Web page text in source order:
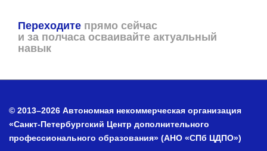
Переходите прямо сейчас
и за полчаса осваивайте актуальный
навык
© 2013–2026 Автономная некоммерческая организация
«Санкт-Петербургский Центр дополнительного
профессионального образования» (АНО «СПб ЦДПО»)